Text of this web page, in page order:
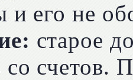
его не
старое
со счетов.